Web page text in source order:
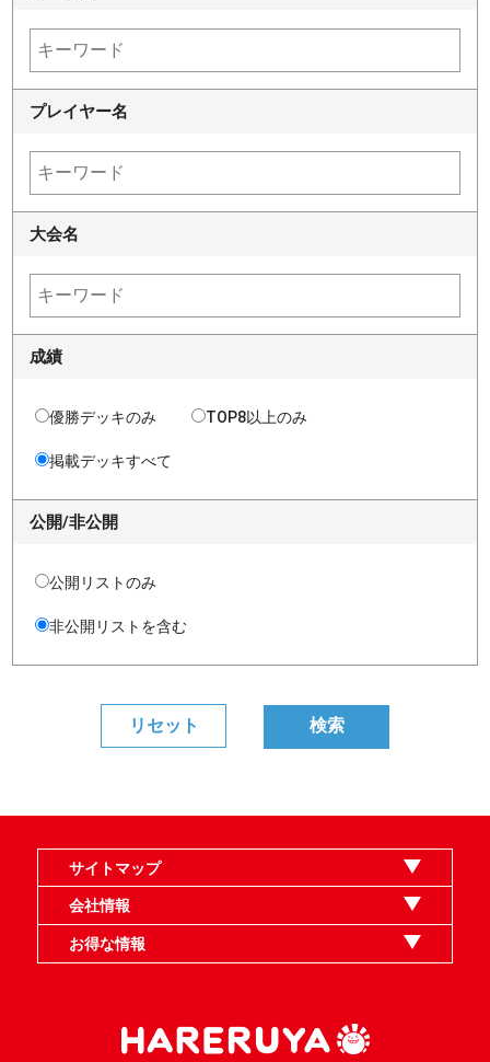
プレイヤー名
大会名
成績
優勝デッキのみ TOP8以上のみ
掲載デッキすべて
公開/非公開
公開リストのみ
非公開リストを含む
サイトマップ
オンラインショップ
買取
記事
選手一覧
デッキ検索
デッキ構築
イベント・大会
店舗のご案内
お問い合わせ
ヘルプ
FAQ
会社情報
利用規約
スタッフ募集
特定商取引法表示
個人情報保護指針
企業情報
お得な情報